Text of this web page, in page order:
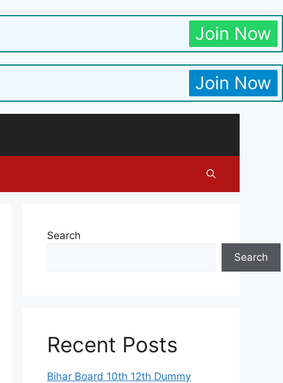
Join Now
Join Now
Search
Search
Recent Posts
Bihar Board 10th 12th Dummy